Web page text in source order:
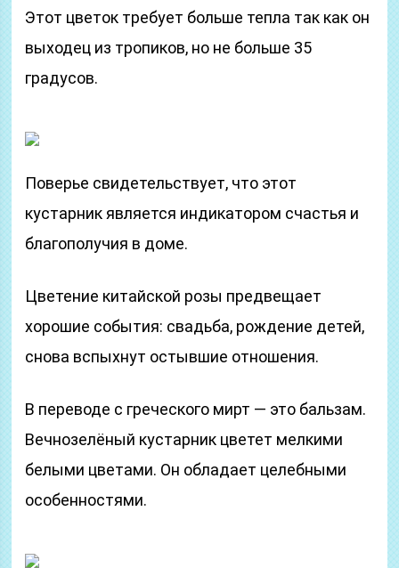
Этот цветок требует больше тепла так как он
выходец из тропиков, но не больше 35
градусов.
Поверье свидетельствует, что этот
кустарник является индикатором счастья и
благополучия в доме.
Цветение китайской розы предвещает
хорошие события: свадьба, рождение детей,
снова вспыхнут остывшие отношения.
В переводе с греческого мирт — это бальзам.
Вечнозелёный кустарник цветет мелкими
белыми цветами. Он обладает целебными
особенностями.